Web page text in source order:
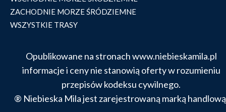
ZACHODNIE MORZE ŚRÓDZIEMNE
WSZYSTKIE TRASY
Opublikowane na stronach www.niebieskamila.pl
informacje i ceny nie stanowią oferty w rozumieniu
przepisów kodeksu cywilnego.
® Niebieska Mila jest zarejestrowaną marką